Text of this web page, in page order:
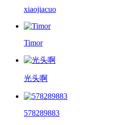
xiaojiacuo
Timor
光头啊
578289883